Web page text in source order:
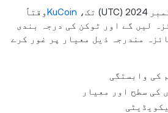
وقتاً
لیں گے اور ٹوکن کی درجہ بندی
مندرجہ ذیل معیار پر غور کرے
کی وابستگی
کی سطح اور معیار